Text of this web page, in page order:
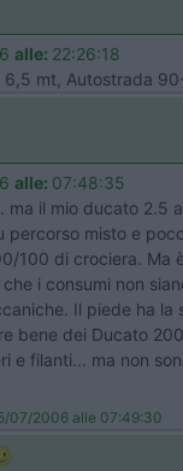
alle: 22:26:18
6,5 mt, Autostrada
alle: 07:48:35
ma il mio ducato 2.5
percorso misto e
100 di crociera. Ma
i consumi non
Il piede ha la
bene dei Ducato
e filanti... ma non
07/2006 alle 07:49:30